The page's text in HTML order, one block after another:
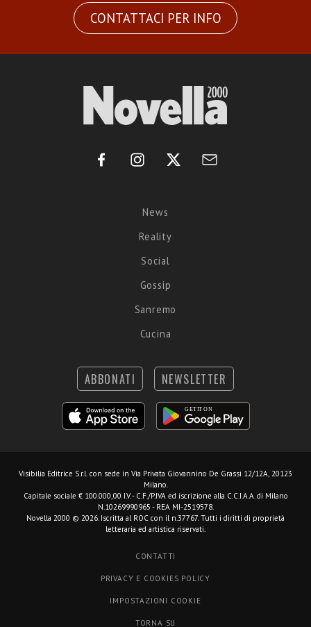
CONTATTACI PER INFO
News
Reality
Social
Gossip
Sanremo
Cucina
ABBONATI NEWSLETTER
Visibilia Editrice S.r.l. con sede in Via Privata Giovannino De Grassi 12/12A, 20123
Milano.
Capitale sociale € 100.000,00 I.V. - C.F./P.IVA ed iscrizione alla C.C.I.A.A. di Milano
N.10269990965 - REA MI-2519578.
Novella 2000 © 2026. Iscritta al ROC con il n.37767. Tutti i diritti di proprietà
letteraria ed artistica riservati.
CONTATTI
PRIVACY E COOKIES POLICY
IMPOSTAZIONI COOKIE
TORNA SU